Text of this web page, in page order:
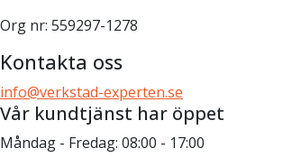
Org nr: 559297-1278
Kontakta oss
info@verkstad-experten.se
Vår kundtjänst har öppet
Måndag - Fredag: 08:00 - 17:00